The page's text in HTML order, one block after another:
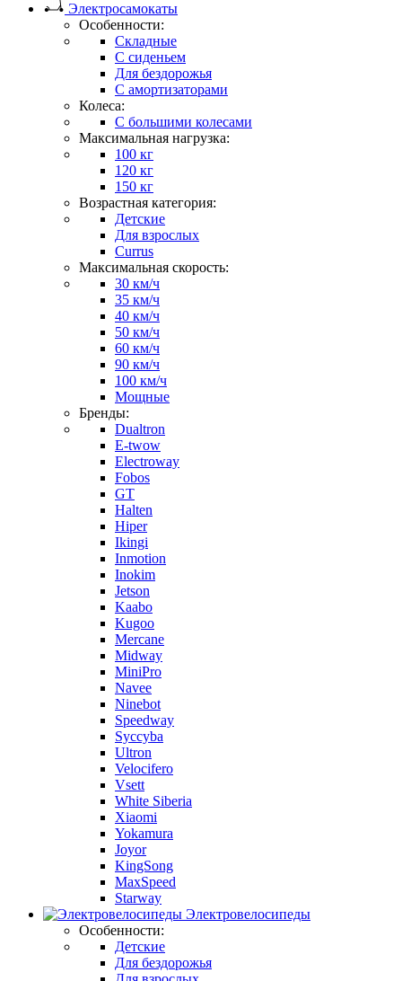
Электросамокаты
Особенности:
Складные
C сиденьем
Для бездорожья
С амортизаторами
Колеса:
С большими колесами
Максимальная нагрузка:
100 кг
120 кг
150 кг
Возрастная категория:
Детские
Для взрослых
Currus
Максимальная скорость:
30 км/ч
35 км/ч
40 км/ч
50 км/ч
60 км/ч
90 км/ч
100 км/ч
Мощные
Бренды:
Dualtron
E-twow
Electroway
Fobos
GT
Halten
Hiper
Ikingi
Inmotion
Inokim
Jetson
Kaabo
Kugoo
Mercane
Midway
MiniPro
Navee
Ninebot
Speedway
Syccyba
Ultron
Velocifero
Vsett
White Siberia
Xiaomi
Yokamura
Joyor
KingSong
MaxSpeed
Starway
Электровелосипеды
Особенности:
Детские
Для бездорожья